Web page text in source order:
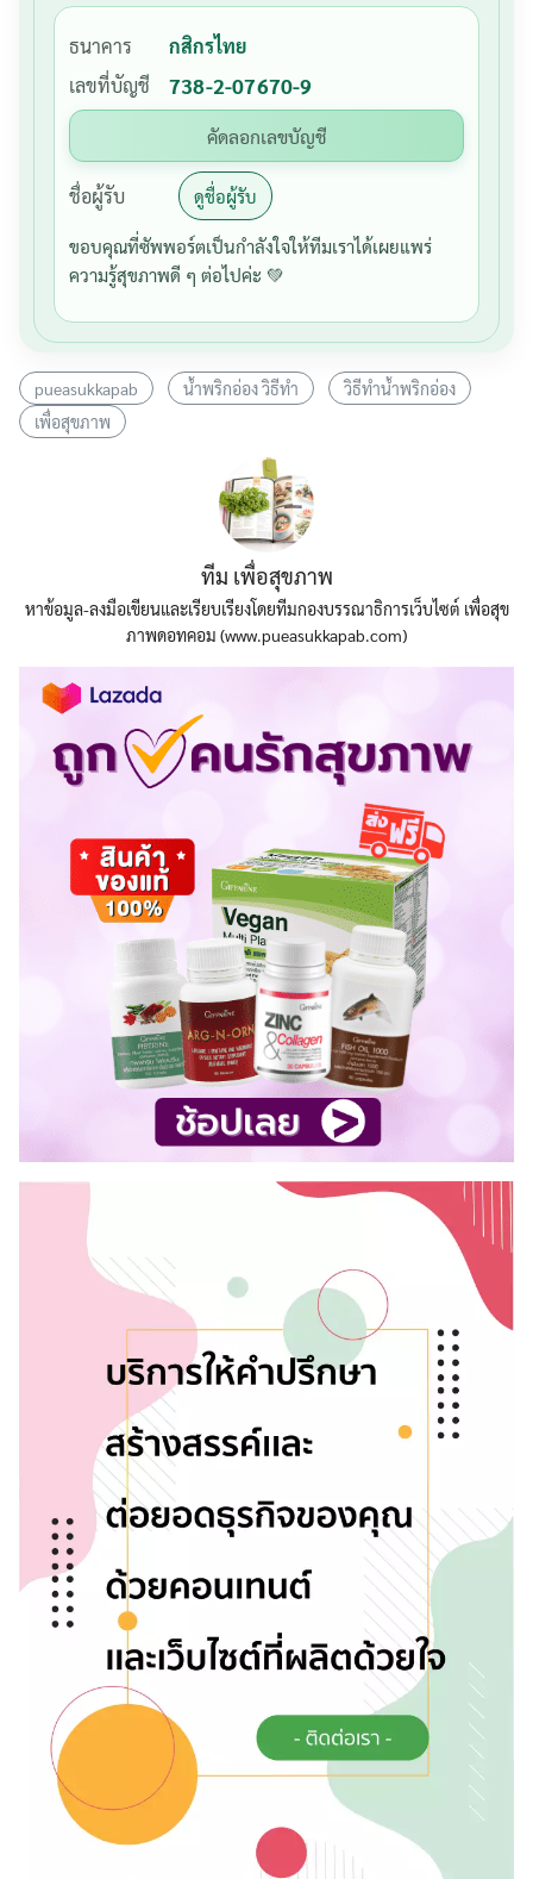
ธนาคาร
กสิกรไทย
เลขที่บัญชี
738-2-07670-9
คัดลอกเลขบัญชี
ชื่อผู้รับ ดูชื่อผู้รับ
ขอบคุณที่ซัพพอร์ตเป็นกำลังใจให้ทีมเราได้เผยแพร่
ความรู้สุขภาพดี ๆ ต่อไปค่ะ 💚
pueasukkapab น้ำพริกอ่อง วิธีทำ
วิธีทำน้ำพริกอ่อง
เพื่อสุขภาพ
ทีม เพื่อสุขภาพ
หาข้อมูล-ลงมือเขียนและเรียบเรียงโดยทีมกองบรรณาธิการเว็บไซต์ เพื่อสุข
ภาพดอทคอม (www.pueasukkapab.com)